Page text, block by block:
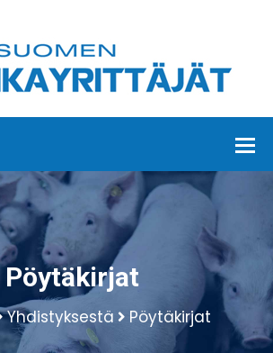
Pöytäkirjat
Yhdistyksestä Pöytäkirjat